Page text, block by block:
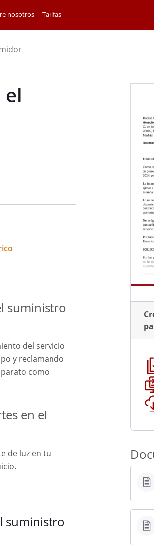
nosotros Tarifas
el
suministro
del servicio
y reclamando
como
en el
de luz en tu
suministro